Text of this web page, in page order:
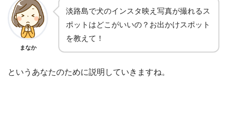
まなか
淡路島で犬のインスタ映え写真が撮れるス
ポットはどこがいいの？お出かけスポット
を教えて！
というあなたのために説明していきますね。